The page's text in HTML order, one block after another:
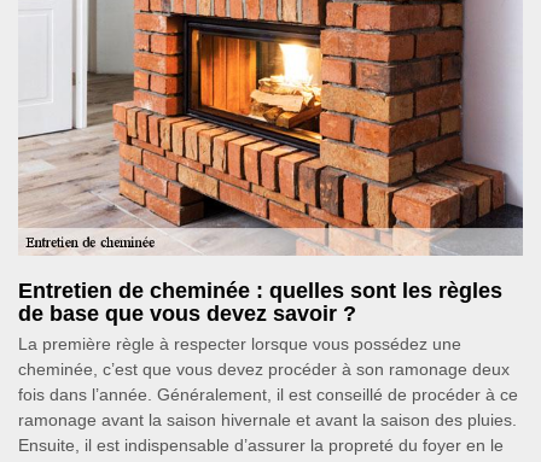
Entretien de cheminée : quelles sont les règles
de base que vous devez savoir ?
La première règle à respecter lorsque vous possédez une
cheminée, c’est que vous devez procéder à son ramonage deux
fois dans l’année. Généralement, il est conseillé de procéder à ce
ramonage avant la saison hivernale et avant la saison des pluies.
Ensuite, il est indispensable d’assurer la propreté du foyer en le